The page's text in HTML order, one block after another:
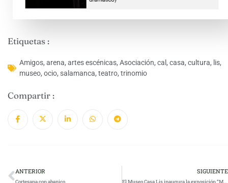
Etiquetas :
Amigos, arena, artes escénicas, Asociación, cal , casa, cultura, lis,
museo, ocio, salamanca, teatro, trinomio
Compartir :
ANTERIOR SIGUIENTE